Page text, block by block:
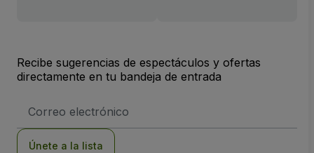
Recibe sugerencias de espectáculos y ofertas
directamente en tu bandeja de entrada
de
Únete a la lista